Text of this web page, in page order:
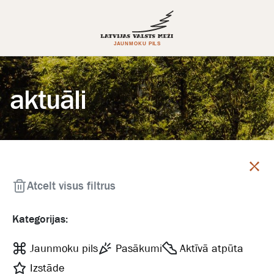
aktuāli
Kategorijas:
Jaunmoku pils Pasākumi
Aktīvā atpūta
Izstāde
Atcelt visus filtrus